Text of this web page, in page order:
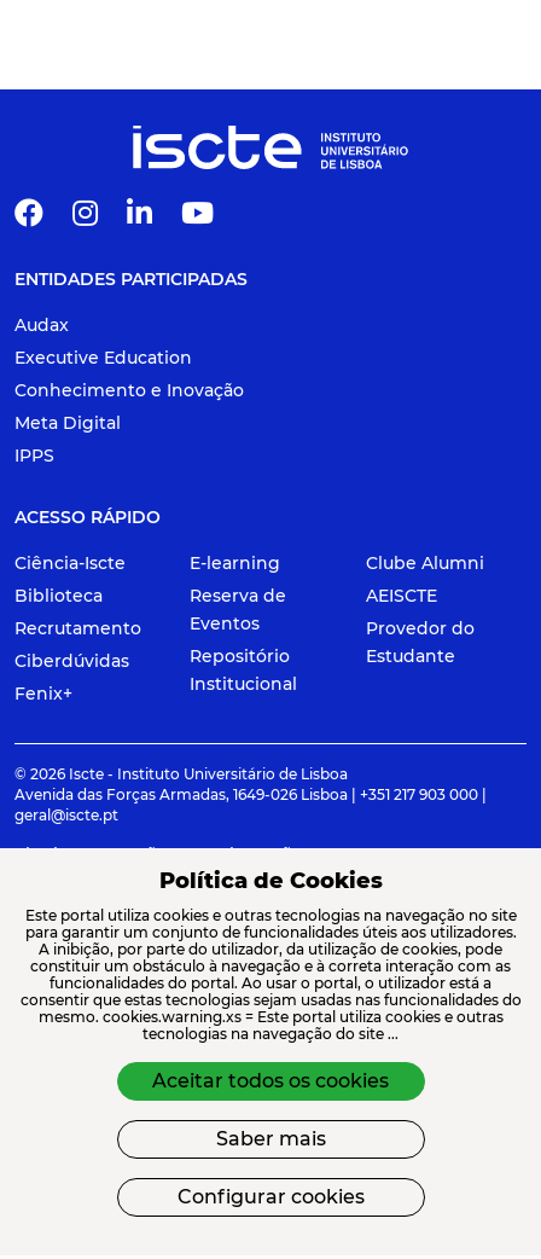
ENTIDADES PARTICIPADAS
Audax
Executive Education
Conhecimento e Inovação
Meta Digital
IPPS
ACESSO RÁPIDO
Ciência-Iscte
Biblioteca
Recrutamento
Ciberdúvidas
Fenix+
E-learning
Reserva de
Eventos
Repositório
Institucional
Clube Alumni
AEISCTE
Provedor do
Estudante
© 2026 Iscte - Instituto Universitário de Lisboa
Avenida das Forças Armadas, 1649-026 Lisboa | +351 217 903 000 |
geral@iscte.pt
Elogios, Sugestões e Reclamações
Termos e condições
Canal de denúncia
ACREDITAÇÕES E ASSOCIAÇÕES
FINANCIAMENTO
Política de Cookies
Este portal utiliza cookies e outras tecnologias na navegação no site
para garantir um conjunto de funcionalidades úteis aos utilizadores.
A inibição, por parte do utilizador, da utilização de cookies, pode
constituir um obstáculo à navegação e à correta interação com as
funcionalidades do portal. Ao usar o portal, o utilizador está a
consentir que estas tecnologias sejam usadas nas funcionalidades do
mesmo. cookies.warning.xs = Este portal utiliza cookies e outras
tecnologias na navegação do site ...
Aceitar todos os cookies
Saber mais
Configurar cookies